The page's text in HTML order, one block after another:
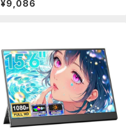
¥9,086